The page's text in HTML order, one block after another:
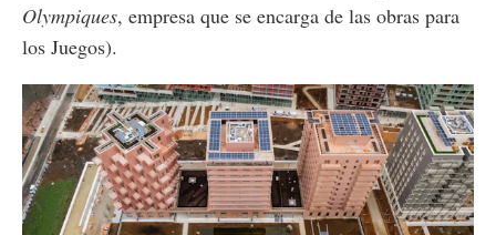
Olympiques, empresa que se encarga de las obras para
los Juegos).